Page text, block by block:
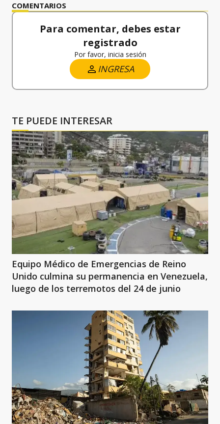
COMENTARIOS
Para comentar, debes estar
registrado
Por favor, inicia sesión
INGRESA
TE PUEDE INTERESAR
Equipo Médico de Emergencias de Reino
Unido culmina su permanencia en Venezuela,
luego de los terremotos del 24 de junio